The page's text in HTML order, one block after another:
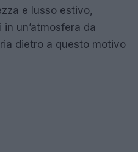
e lusso estivo,
un’atmosfera da
dietro a questo motivo